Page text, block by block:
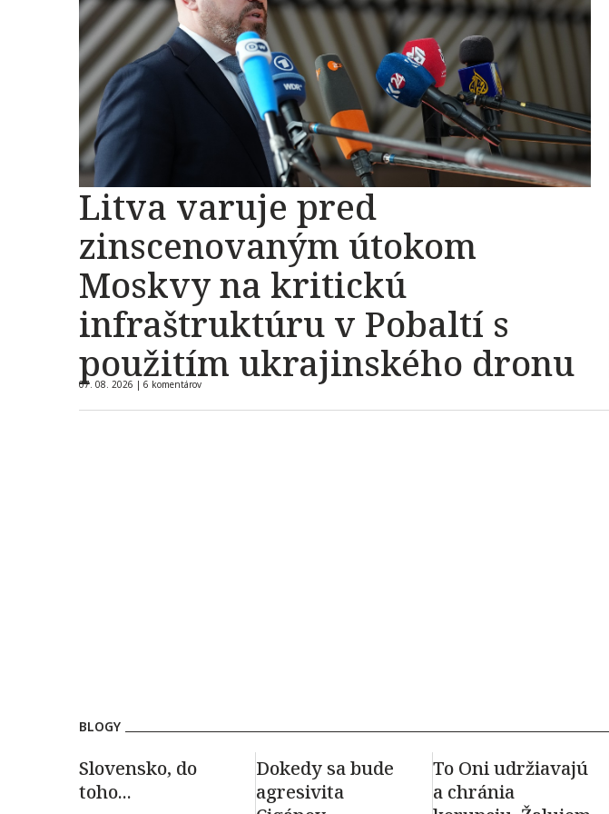
Litva varuje pred
zinscenovaným útokom
Moskvy na kritickú
infraštruktúru v Pobaltí s
použitím ukrajinského dronu
07. 08. 2026 | 6 komentárov
BLOGY